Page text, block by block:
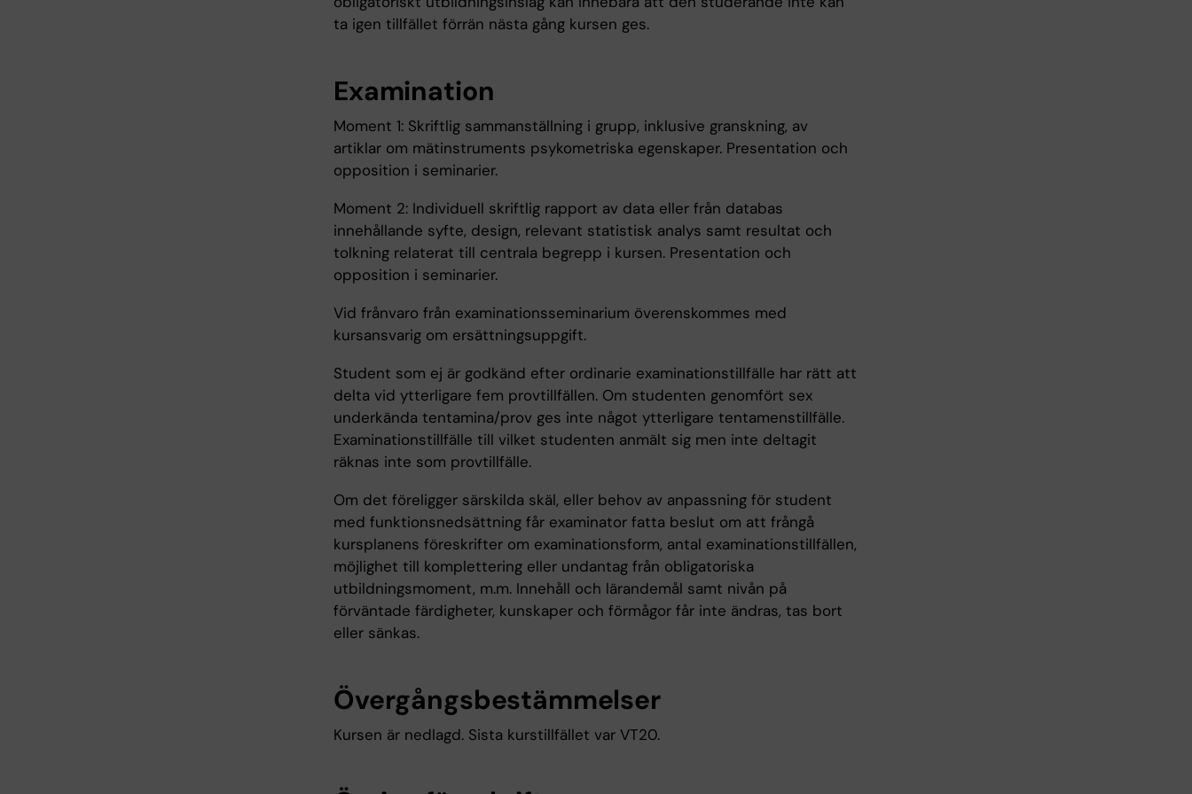
ta igen tillfället förrän nästa gång kursen ges.
Examination
Moment 1: Skriftlig sammanställning i grupp, inklusive granskning, av
artiklar om mätinstruments psykometriska egenskaper. Presentation och
opposition i seminarier.
Moment 2: Individuell skriftlig rapport av data eller från databas
innehållande syfte, design, relevant statistisk analys samt resultat och
tolkning relaterat till centrala begrepp i kursen. Presentation och
opposition i seminarier.
Vid frånvaro från examinationsseminarium överenskommes med
kursansvarig om ersättningsuppgift.
Student som ej är godkänd efter ordinarie examinationstillfälle har rätt att
delta vid ytterligare fem provtillfällen. Om studenten genomfört sex
underkända tentamina/prov ges inte något ytterligare tentamenstillfälle.
Examinationstillfälle till vilket studenten anmält sig men inte deltagit
räknas inte som provtillfälle.
Om det föreligger särskilda skäl, eller behov av anpassning för student
med funktionsnedsättning får examinator fatta beslut om att frångå
kursplanens föreskrifter om examinationsform, antal examinationstillfällen,
möjlighet till komplettering eller undantag från obligatoriska
utbildningsmoment, m.m. Innehåll och lärandemål samt nivån på
förväntade färdigheter, kunskaper och förmågor får inte ändras, tas bort
eller sänkas.
Övergångsbestämmelser
Kursen är nedlagd. Sista kurstillfället var VT20.